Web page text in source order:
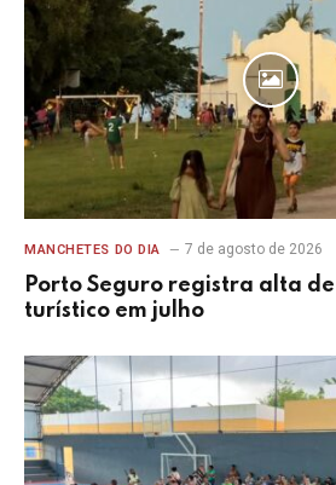
MANCHETES DO DIA 7 de agosto de 2026
Porto Seguro registra alta
turístico em julho